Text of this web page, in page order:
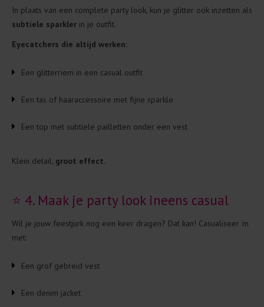
In plaats van een complete party look, kun je glitter ook inzetten als
subtiele sparkler in je outfit.
Eyecatchers die altijd werken:
Een glitterriem in een casual outfit
Een tas of haaraccessoire met fijne sparkle
Een top met subtiele pailletten onder een vest
Klein detail, groot effect.
⭐ 4. Maak je party look ineens casual
Wil je jouw feestjurk nog een keer dragen? Dat kan! Casualiseer ‘m
met:
Een grof gebreid vest
Een denim jacket